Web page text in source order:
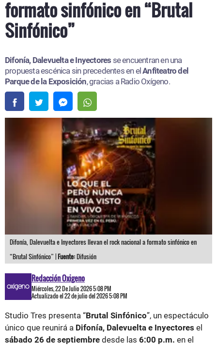
formato sinfónico en “Brutal
Sinfónico”
Difonía, Dalevuelta e Inyectores se encuentran en una
propuesta escénica sin precedentes en elAnfiteatro del
Parque de la Exposición, gracias a Radio Oxígeno.
Difonía, Dalevuelta e Inyectores llevan el rock nacional a formato sinfónico en
“Brutal Sinfónico” |Fuente:Difusión
Redacción Oxigeno
Miércoles, 22 De Julio 2026 5:08 PM
Actualizado el 22 de julio del 2026 5:08 PM
Studio Tres presenta “Brutal Sinfónico”, un espectáculo
único que reunirá a Difonía, Dalevuelta e Inyectores el
sábado 26 de septiembre desde las 6:00 p.m. en el